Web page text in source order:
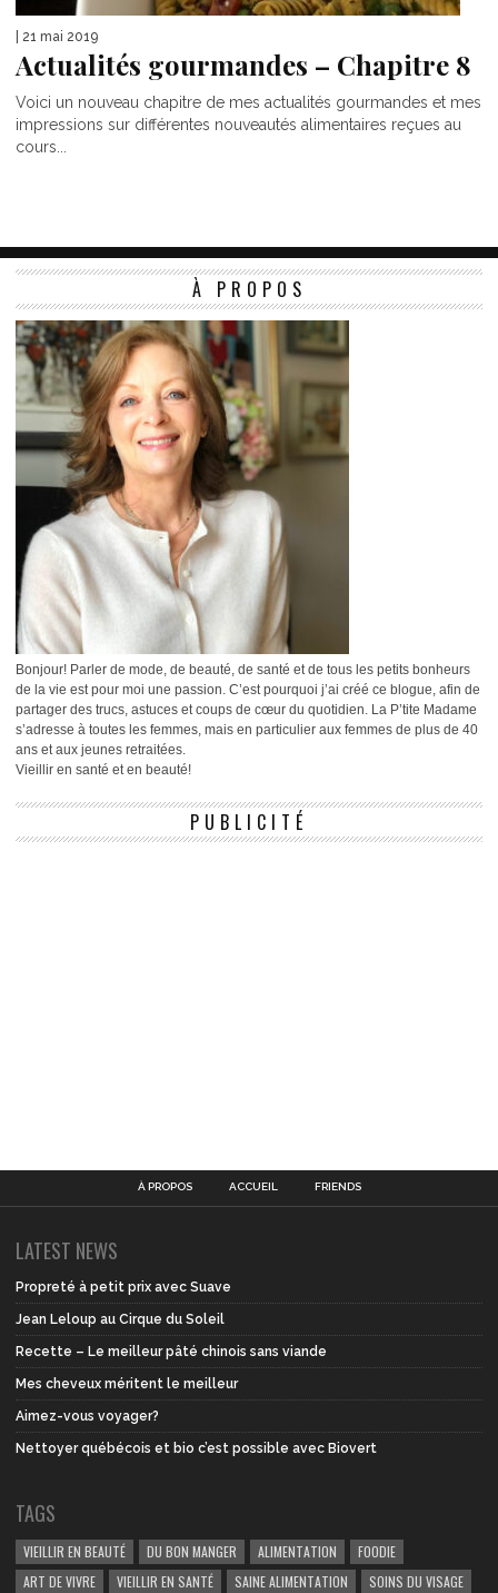
| 21 mai 2019
Actualités gourmandes – Chapitre 8
Voici un nouveau chapitre de mes actualités gourmandes et mes
impressions sur différentes nouveautés alimentaires reçues au
cours...
À PROPOS
Bonjour! Parler de mode, de beauté, de santé et de tous les petits bonheurs
de la vie est pour moi une passion. C’est pourquoi j’ai créé ce blogue, afin de
partager des trucs, astuces et coups de cœur du quotidien. La P’tite Madame
s’adresse à toutes les femmes, mais en particulier aux femmes de plus de 40
ans et aux jeunes retraitées.
Vieillir en santé et en beauté!
PUBLICITÉ
À PROPOS ACCUEIL FRIENDS
LATEST NEWS
Propreté à petit prix avec Suave
Jean Leloup au Cirque du Soleil
Recette – Le meilleur pâté chinois sans viande
Mes cheveux méritent le meilleur
Aimez-vous voyager?
Nettoyer québécois et bio c’est possible avec Biovert
TAGS
VIEILLIR EN BEAUTÉ DU BON MANGER ALIMENTATION
FOODIE
ART DE VIVRE
VIEILLIR EN SANTÉ SAINE ALIMENTATION SOINS DU VISAGE